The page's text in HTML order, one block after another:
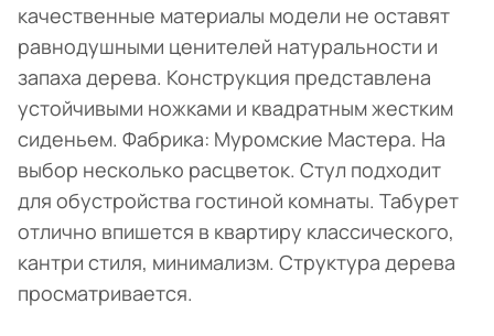
качественные материалы модели не оставят
равнодушными ценителей натуральности и
запаха дерева. Конструкция представлена
устойчивыми ножками и квадратным жестким
сиденьем. Фабрика: Муромские Мастера. На
выбор несколько расцветок. Стул подходит
для обустройства гостиной комнаты. Табурет
отлично впишется в квартиру классического,
кантри стиля, минимализм. Структура дерева
просматривается.